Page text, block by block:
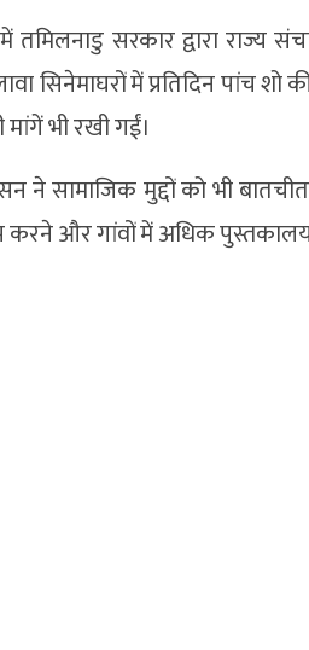
तमिलनाडु सरकार द्वारा राज्य
सिनेमाघरों में प्रतिदिन पांच
मांगें भी रखी गईं।
ने सामाजिक मुद्दों को भी
और गांवों में अधिक